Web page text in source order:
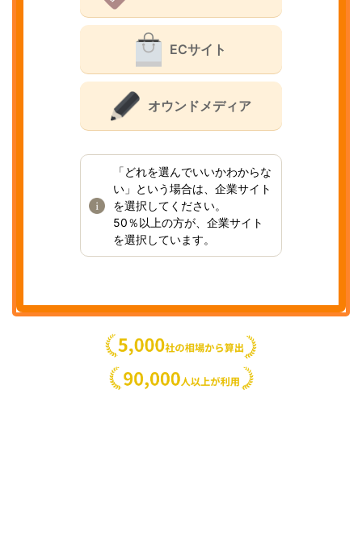
ECサイト
オウンドメディア
「どれを選んでいいかわからな
い」という場合は、企業サイト
を選択してください。
50％以上の方が、企業サイト
を選択しています。